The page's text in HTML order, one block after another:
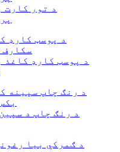
د تور کارت
د پوسټ کارډ کاغذ
د رنګ چاپ د